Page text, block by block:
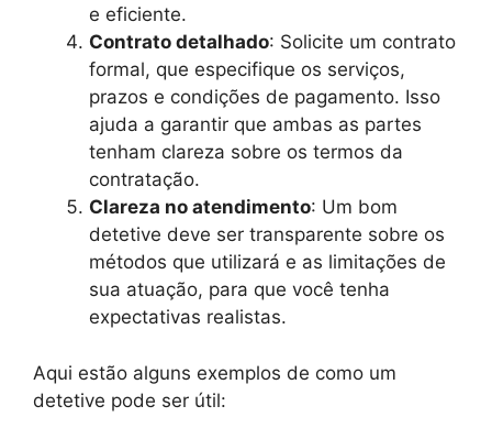
e eficiente.
Contrato detalhado: Solicite um contrato
formal, que especifique os serviços,
prazos e condições de pagamento. Isso
ajuda a garantir que ambas as partes
tenham clareza sobre os termos da
contratação.
Clareza no atendimento: Um bom
detetive deve ser transparente sobre os
métodos que utilizará e as limitações de
sua atuação, para que você tenha
expectativas realistas.
Aqui estão alguns exemplos de como um
detetive pode ser útil: